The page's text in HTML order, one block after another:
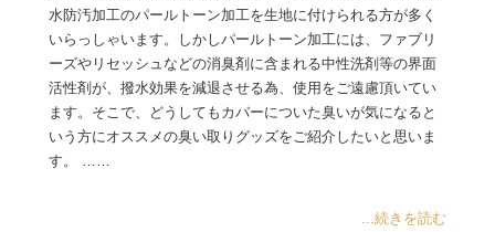
水防汚加工のパールトーン加工を生地に付けられる方が多く
いらっしゃいます。しかしパールトーン加工には、ファブリ
ーズやリセッシュなどの消臭剤に含まれる中性洗剤等の界面
活性剤が、撥水効果を減退させる為、使用をご遠慮頂いてい
ます。そこで、どうしてもカバーについた臭いが気になると
いう方にオススメの臭い取りグッズをご紹介したいと思いま
す。 ……
...続きを読む